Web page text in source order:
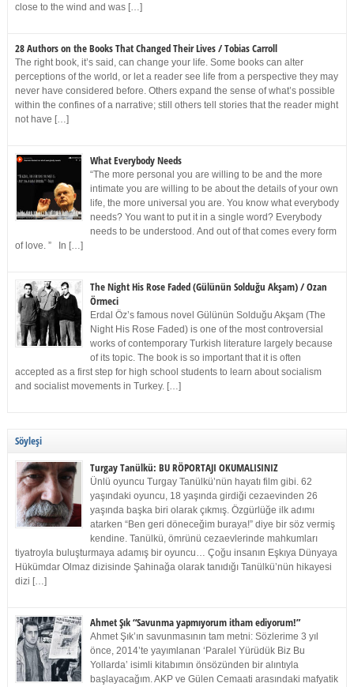
close to the wind and was […]
28 Authors on the Books That Changed Their Lives / Tobias Carroll
The right book, it’s said, can change your life. Some books can alter
perceptions of the world, or let a reader see life from a perspective they may
never have considered before. Others expand the sense of what’s possible
within the confines of a narrative; still others tell stories that the reader might
not have […]
What Everybody Needs
“The more personal you are willing to be and the more
intimate you are willing to be about the details of your own
life, the more universal you are. You know what everybody
needs? You want to put it in a single word? Everybody
needs to be understood. And out of that comes every form
of love. ” In […]
The Night His Rose Faded (Gülünün Solduğu Akşam) / Ozan
Örmeci
Erdal Öz’s famous novel Gülünün Solduğu Akşam (The
Night His Rose Faded) is one of the most controversial
works of contemporary Turkish literature largely because
of its topic. The book is so important that it is often
accepted as a first step for high school students to learn about socialism
and socialist movements in Turkey. […]
Söyleşi
Turgay Tanülkü: BU RÖPORTAJI OKUMALISINIZ
Ünlü oyuncu Turgay Tanülkü’nün hayatı film gibi. 62
yaşındaki oyuncu, 18 yaşında girdiği cezaevinden 26
yaşında başka biri olarak çıkmış. Özgürlüğe ilk adımı
atarken “Ben geri döneceğim buraya!” diye bir söz vermiş
kendine. Tanülkü, ömrünü cezaevlerinde mahkumları
tiyatroyla buluşturmaya adamış bir oyuncu… Çoğu insanın Eşkıya Dünyaya
Hükümdar Olmaz dizisinde Şahinağa olarak tanıdığı Tanülkü’nün hikayesi
dizi […]
Ahmet Şık “Savunma yapmıyorum itham ediyorum!”
Ahmet Şık’ın savunmasının tam metni: Sözlerime 3 yıl
önce, 2014’te yayımlanan ‘Paralel Yürüdük Biz Bu
Yollarda’ isimli kitabımın önsözünden bir alıntıyla
başlayacağım. AKP ve Gülen Cemaati arasındaki mafyatik